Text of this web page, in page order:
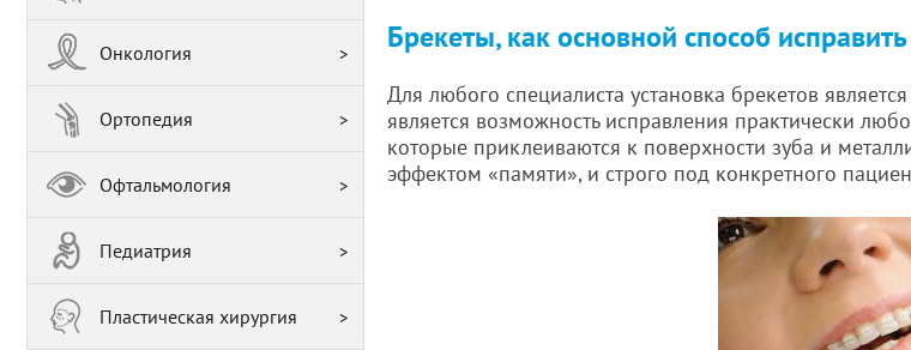
Онкология
Ортопедия
Офтальмология
Педиатрия
Пластическая хирургия
Брекеты, как основной способ
Для любого специалиста установка брекетов
является возможность исправления практически
которые приклеиваются к поверхности зуба и
эффектом «памяти», и строго под конкретного